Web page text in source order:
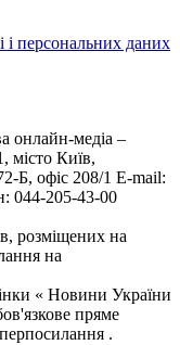
і персональних даних
онлайн-медіа –
місто Київ,
офіс 208/1 E-mail:
044-205-43-00
розміщених на
на
« Новини України
пряме
.